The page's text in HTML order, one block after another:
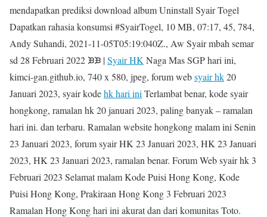
mendapatkan prediksi download album Uninstall Syair Togel
Dapatkan rahasia konsumsi #SyairTogel, 10 MB, 07:17, 45, 784,
Andy Suhandi, 2021-11-05T05:19:040Z., Aw Syair mbah semar
sd 28 Februari 2022 ᙘᙘ |Syair HK Naga Mas SGP hari ini,
kimci-gan.github.io, 740 x 580, jpeg, forum websyair hk20
Januari 2023, syair kodehk hari ini Terlambat benar, kode syair
hongkong, ramalan hk 20 januari 2023, paling banyak – ramalan
hari ini. dan terbaru. Ramalan website hongkong malam ini Senin
23 Januari 2023, forum syair HK 23 Januari 2023, HK 23 Januari
2023, HK 23 Januari 2023, ramalan benar. Forum Web syair hk 3
Februari 2023 Selamat malam Kode Puisi Hong Kong, Kode
Puisi Hong Kong, Prakiraan Hong Kong 3 Februari 2023
Ramalan Hong Kong hari ini akurat dan dari komunitas Toto.